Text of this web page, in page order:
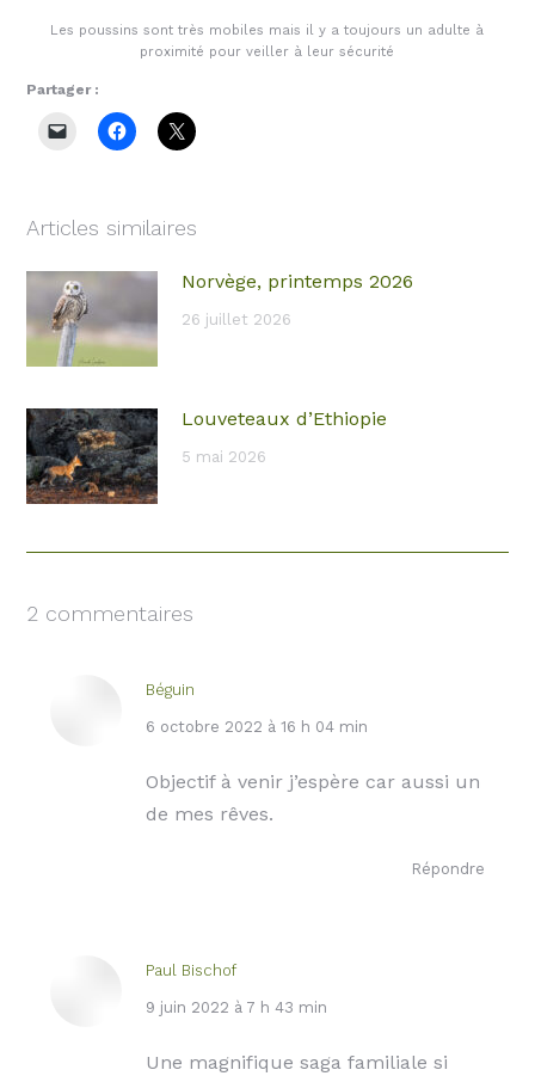
Les poussins sont très mobiles mais il y a toujours un adulte à
proximité pour veiller à leur sécurité
Partager :
Articles similaires
Norvège, printemps 2026
26 juillet 2026
Louveteaux d’Ethiopie
5 mai 2026
2 commentaires
Béguin
dit
6 octobre 2022 à 16 h 04 min
Objectif à venir j’espère car aussi un
de mes rêves.
Répondre
Paul Bischof
dit
9 juin 2022 à 7 h 43 min
Une magnifique saga familiale si